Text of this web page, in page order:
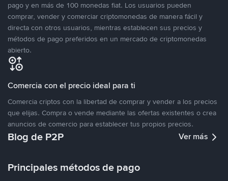
pago y en más de 100 monedas fiat. Los usuarios pueden
comprar, vender y comerciar criptomonedas de manera fácil y
directa con otros usuarios, mientras establecen sus precios y
métodos de pago preferidos en un mercado de criptomonedas
abierto.
Comercia con el precio ideal para ti
Comercia criptos con la libertad de comprar y vender a los precios
que elijas. Compra o vende mediante las ofertas existentes o crea
anuncios de comercio para establecer tus propios precios.
Blog de P2P Ver más
Principales métodos de pago